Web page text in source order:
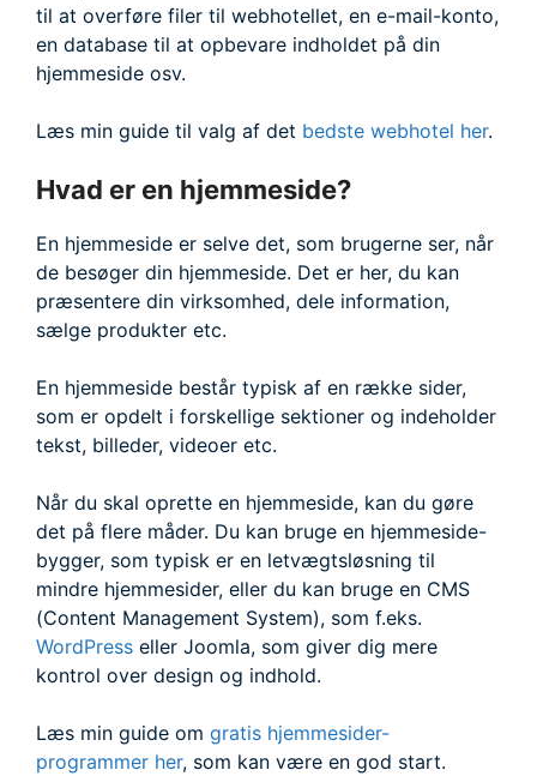
til at overføre filer til webhotellet, en e-mail-konto,
en database til at opbevare indholdet på din
hjemmeside osv.
Læs min guide til valg af det bedste webhotel her.
Hvad er en hjemmeside?
En hjemmeside er selve det, som brugerne ser, når
de besøger din hjemmeside. Det er her, du kan
præsentere din virksomhed, dele information,
sælge produkter etc.
En hjemmeside består typisk af en række sider,
som er opdelt i forskellige sektioner og indeholder
tekst, billeder, videoer etc.
Når du skal oprette en hjemmeside, kan du gøre
det på flere måder. Du kan bruge en hjemmeside-
bygger, som typisk er en letvægtsløsning til
mindre hjemmesider, eller du kan bruge en CMS
(Content Management System), som f.eks.
WordPress eller Joomla, som giver dig mere
kontrol over design og indhold.
Læs min guide om gratis hjemmesider-
programmer her, som kan være en god start.